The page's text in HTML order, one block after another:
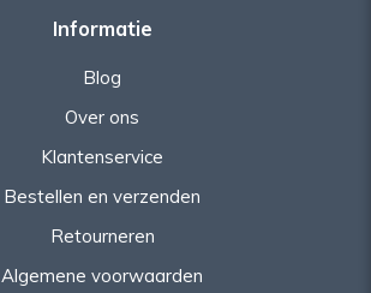
Informatie
Blog
Over ons
Klantenservice
Bestellen en verzenden
Retourneren
Algemene voorwaarden